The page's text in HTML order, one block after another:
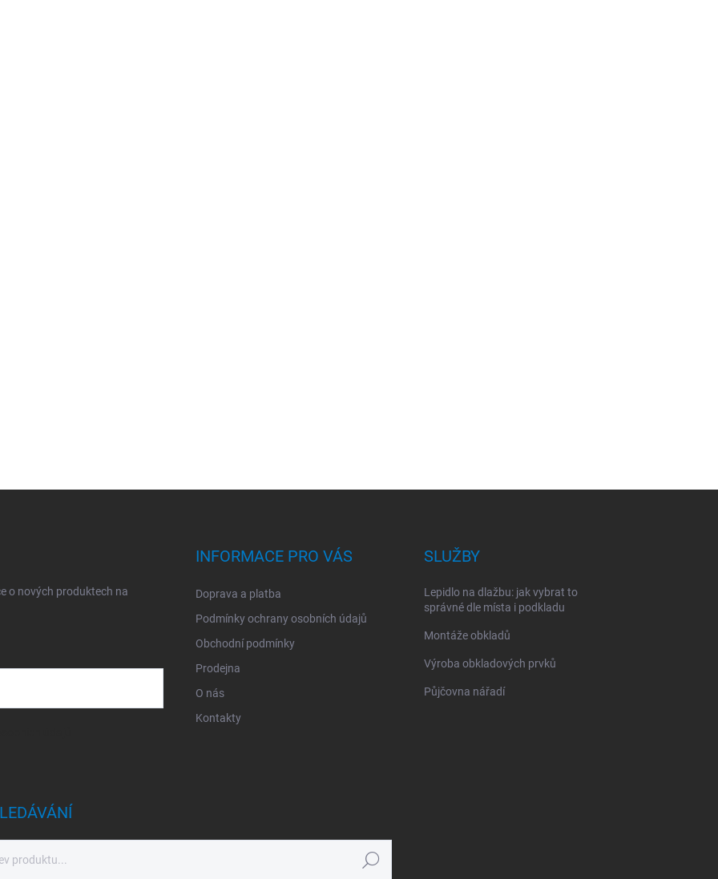
o nových produktech na
INFORMACE PRO VÁS
Doprava a platba
Podmínky ochrany osobních údajů
Obchodní podmínky
Prodejna
O nás
Kontakty
SLUŽBY
Lepidlo na dlažbu: jak vybrat to
správné dle místa i podkladu
Montáže obkladů
Výroba obkladových prvků
Půjčovna nářadí
Hledat